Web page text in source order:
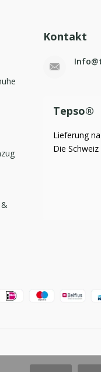
Kontakt
Tepso®
Lieferung
Die Schweiz